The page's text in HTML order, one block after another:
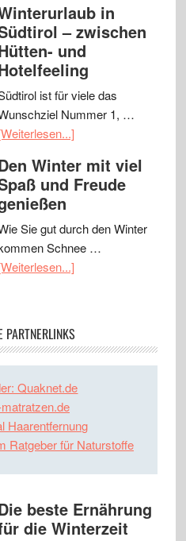
in
– zwischen
und
ist für viele das
Nummer 1, …
Winter mit viel
und Freude
Sie gut durch den Winter
Schnee …
PARTNERLINKS
Quaknet.de
Haarentfernung
Ratgeber für Naturstoffe
beste Ernährung
die Winterzeit